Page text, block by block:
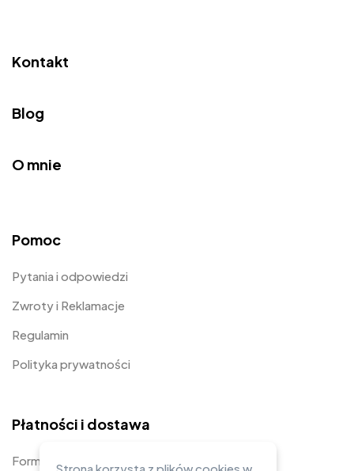
Kontakt
Blog
O mnie
Pomoc
Pytania i odpowiedzi
Zwroty i Reklamacje
Regulamin
Polityka prywatności
Płatności i dostawa
Formy płatności